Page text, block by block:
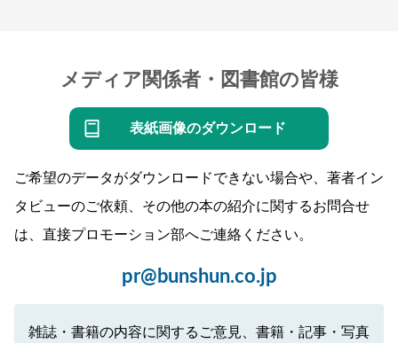
メディア関係者・図書館の皆様
表紙画像のダウンロード
ご希望のデータがダウンロードできない場合や、著者イン
タビューのご依頼、その他の本の紹介に関するお問合せ
は、直接プロモーション部へご連絡ください。
pr@bunshun.co.jp
雑誌・書籍の内容に関するご意見、書籍・記事・写真